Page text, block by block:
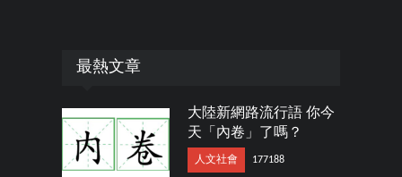
最熱文章
大陸新網路流行語 你今
天「內卷」了嗎？
人文社會 177188